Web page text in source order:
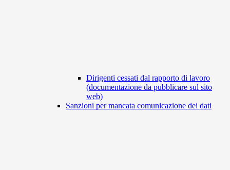
Dirigenti cessati dal rapporto di lavoro
(documentazione da pubblicare sul sito
web)
Sanzioni per mancata comunicazione dei dati